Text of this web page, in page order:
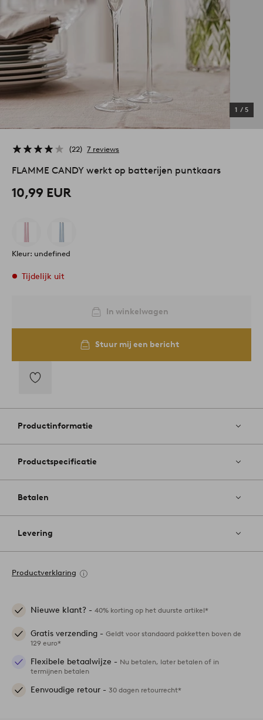
1 / 5
22 7 reviews
FLAMME CANDY werkt op batterijen puntkaars
10,99 EUR
Kleur: undefined
Tijdelijk uit
In winkelwagen
Stuur mij een bericht
aan
favorieten
Productinformatie
Productspecificatie
Betalen
Levering
Productverklaring
Nieuwe klant? - 40% korting op het duurste artikel*
Gratis verzending - Geldt voor standaard pakketten boven de
129 euro*
Flexibele betaalwijze - Nu betalen, later betalen of in
termijnen betalen
Eenvoudige retour - 30 dagen retourrecht*